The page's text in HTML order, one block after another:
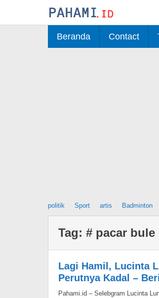
Beranda Contact
politik Sport artis Badminton
Tag: # pacar
Lagi Hamil, Lucinta
Perutnya Kadal –
Pahami.id – Selebgram Lucinta